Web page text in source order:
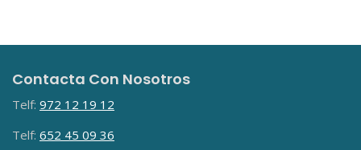
Contacta Con Nosotros
Telf: 972 12 19 12
Telf: 652 45 09 36